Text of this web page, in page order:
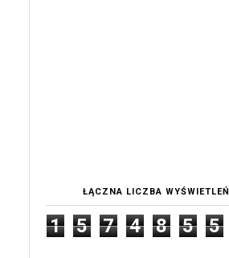
ŁĄCZNA LICZBA WYŚWIETLEŃ
1 5 7 4 8 5 5